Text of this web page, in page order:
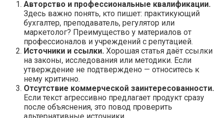
Авторство и профессиональные квалификации.
Здесь важно понять, кто пишет: практикующий
бухгалтер, преподаватель, регулятор или
маркетолог? Преимущество у материалов от
профессионалов и учреждений с репутацией.
Источники и ссылки. Хорошая статья даёт ссылки
на законы, исследования или методики. Если
утверждение не подтверждено — относитесь к
нему критично.
Отсутствие коммерческой заинтересованности.
Если текст агрессивно предлагает продукт сразу
после объяснения, это повод проверить